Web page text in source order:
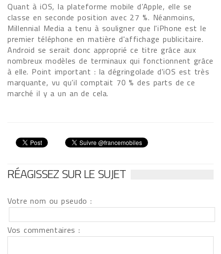
Quant à iOS, la plateforme mobile d’Apple, elle se
classe en seconde position avec 27 %. Néanmoins,
Millennial Media a tenu à souligner que l'iPhone est le
premier téléphone en matière d'affichage publicitaire.
Android se serait donc approprié ce titre grâce aux
nombreux modèles de terminaux qui fonctionnent grâce
à elle. Point important : la dégringolade d'iOS est très
marquante, vu qu’il comptait 70 % des parts de ce
marché il y a un an de cela.
RÉAGISSEZ SUR LE SUJET
Votre nom ou pseudo :
Vos commentaires :